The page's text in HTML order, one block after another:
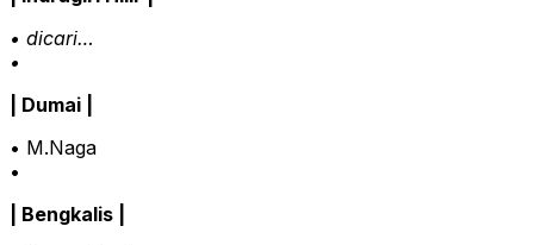
• dicari…
•
| Dumai |
• M.Naga
•
| Bengkalis |